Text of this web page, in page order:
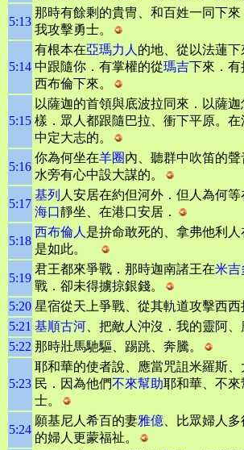
5:13
那時有餘剩的貴冑、和百姓一同下
我攻擊勇士。
5:14
有根本在亞瑪力人 的地、從以法蓮
中跟隨你．有掌權的從瑪吉下來．有
西布倫下來。
5:15
以薩迦的首領與底波拉同來．以薩迦
樣．眾人都跟隨巴拉、衝下平原。
中定大志的。
5:16
你為何坐在羊圈內、聽群中吹笛的
水旁有心中設大謀的。
5:17
基列 人安居在約但河外．但人為何等
海口靜坐、在港口安居．
5:18
西布倫人 是拚命敢死的、拿弗他利
是如此。
5:19
君王都來爭戰．那時迦南諸王在米吉
戰．卻未得擄掠銀錢。
5:20 星宿從天上爭戰、從其軌道攻擊西西
5:21 基順古河 、把敵人沖沒．我的靈阿、
5:22 那時壯馬馳驅、踢跳、奔騰。
5:23
耶和華的使者說、應當咒詛米羅斯
民．因為他們不來幫助耶和華、不來
士。
5:24
願基尼人希百的妻雅億 、比眾婦人
的婦人更蒙福祉。